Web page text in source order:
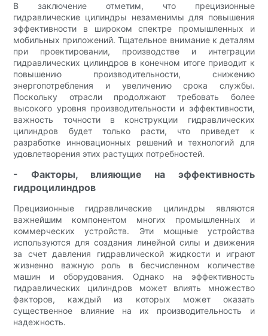
В заключение отметим, что прецизионные
гидравлические цилиндры незаменимы для повышения
эффективности в широком спектре промышленных и
мобильных приложений. Тщательное внимание к деталям
при проектировании, производстве и интеграции
гидравлических цилиндров в конечном итоге приводит к
повышению производительности, снижению
энергопотребления и увеличению срока службы.
Поскольку отрасли продолжают требовать более
высокого уровня производительности и эффективности,
важность точности в конструкции гидравлических
цилиндров будет только расти, что приведет к
разработке инновационных решений и технологий для
удовлетворения этих растущих потребностей.
- Факторы, влияющие на эффективность
гидроцилиндров
Прецизионные гидравлические цилиндры являются
важнейшим компонентом многих промышленных и
коммерческих устройств. Эти мощные устройства
используются для создания линейной силы и движения
за счет давления гидравлической жидкости и играют
жизненно важную роль в бесчисленном количестве
машин и оборудования. Однако на эффективность
гидравлических цилиндров может влиять множество
факторов, каждый из которых может оказать
существенное влияние на их производительность и
надежность.